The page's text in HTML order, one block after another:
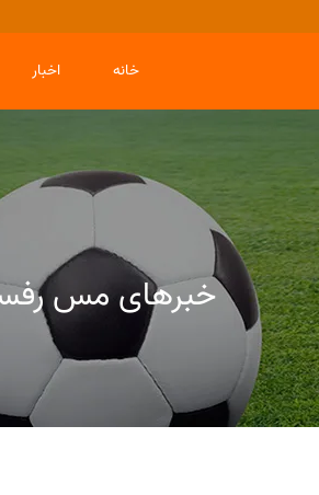
اخبار خانه
خبرهای مس